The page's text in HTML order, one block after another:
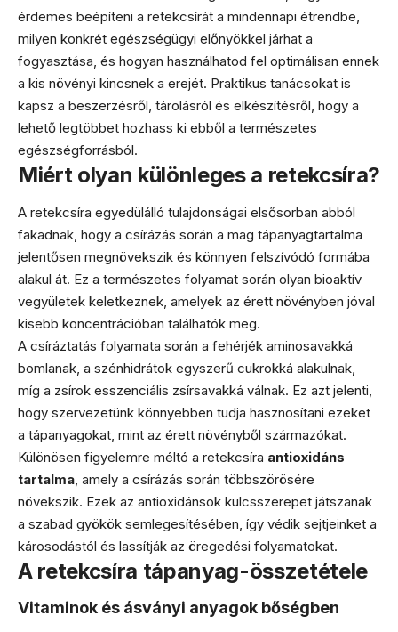
érdemes beépíteni a retekcsírát a mindennapi étrendbe,
milyen konkrét egészségügyi előnyökkel járhat a
fogyasztása, és hogyan használhatod fel optimálisan ennek
a kis növényi kincsnek a erejét. Praktikus tanácsokat is
kapsz a beszerzésről, tárolásról és elkészítésről, hogy a
lehető legtöbbet hozhass ki ebből a természetes
egészségforrásból.
Miért olyan különleges a retekcsíra?
A retekcsíra egyedülálló tulajdonságai elsősorban abból
fakadnak, hogy a csírázás során a mag tápanyagtartalma
jelentősen megnövekszik és könnyen felszívódó formába
alakul át. Ez a természetes folyamat során olyan bioaktív
vegyületek keletkeznek, amelyek az érett növényben jóval
kisebb koncentrációban találhatók meg.
A csíráztatás folyamata során a fehérjék aminosavakká
bomlanak, a szénhidrátok egyszerű cukrokká alakulnak,
míg a zsírok esszenciális zsírsavakká válnak. Ez azt jelenti,
hogy szervezetünk könnyebben tudja hasznosítani ezeket
a tápanyagokat, mint az érett növényből származókat.
Különösen figyelemre méltó a retekcsíra antioxidáns
tartalma , amely a csírázás során többszörösére
növekszik. Ezek az antioxidánsok kulcsszerepet játszanak
a szabad gyökök semlegesítésében, így védik sejtjeinket a
károsodástól és lassítják az öregedési folyamatokat.
A retekcsíra tápanyag-összetétele
Vitaminok és ásványi anyagok bőségben